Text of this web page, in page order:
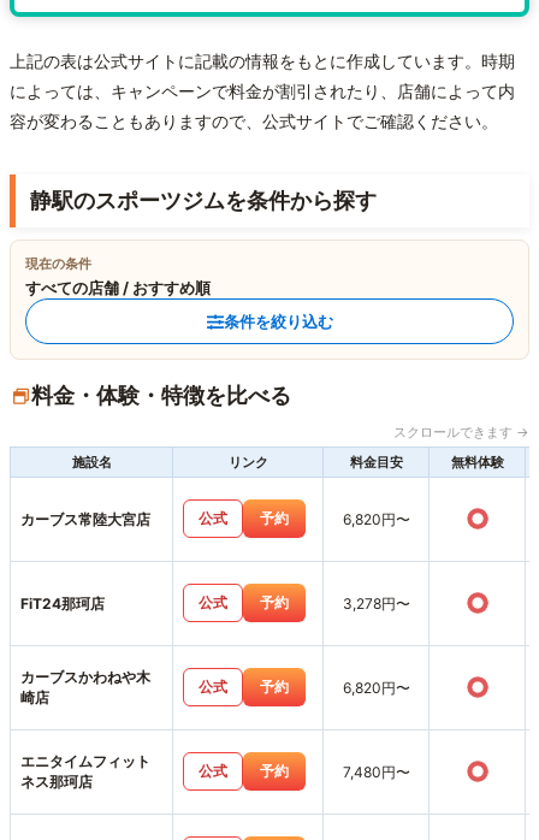
上記の表は公式サイトに記載の情報をもとに作成しています。時期
によっては、キャンペーンで料金が割引されたり、店舗によって内
容が変わることもありますので、公式サイトでご確認ください。
静駅のスポーツジムを条件から探す
現在の条件
すべての店舗 / おすすめ順
条件を絞り込む
料金・体験・特徴を比べる
スクロールできます →
施設名
リンク 料金目安 無料体験
カーブス常陸大宮店 公式 予約 6,820円〜 ○
FiT24那珂店 公式 予約 3,278円〜 ○
カーブスかわねや木
崎店
公式 予約 6,820円〜 ○
エニタイムフィット
ネス那珂店
公式 予約 7,480円〜 ○